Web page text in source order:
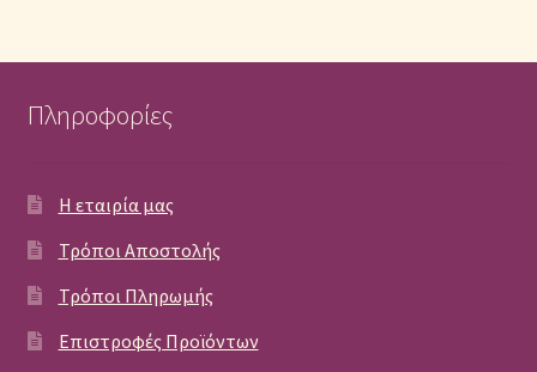
Πληροφορίες
Η εταιρία μας
Τρόποι Αποστολής
Τρόποι Πληρωμής
Επιστροφές Προϊόντων